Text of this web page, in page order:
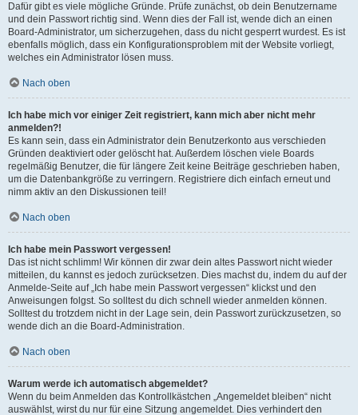
Dafür gibt es viele mögliche Gründe. Prüfe zunächst, ob dein Benutzername
und dein Passwort richtig sind. Wenn dies der Fall ist, wende dich an einen
Board-Administrator, um sicherzugehen, dass du nicht gesperrt wurdest. Es ist
ebenfalls möglich, dass ein Konfigurationsproblem mit der Website vorliegt,
welches ein Administrator lösen muss.
Nach oben
Ich habe mich vor einiger Zeit registriert, kann mich aber nicht mehr
anmelden?!
Es kann sein, dass ein Administrator dein Benutzerkonto aus verschieden
Gründen deaktiviert oder gelöscht hat. Außerdem löschen viele Boards
regelmäßig Benutzer, die für längere Zeit keine Beiträge geschrieben haben,
um die Datenbankgröße zu verringern. Registriere dich einfach erneut und
nimm aktiv an den Diskussionen teil!
Nach oben
Ich habe mein Passwort vergessen!
Das ist nicht schlimm! Wir können dir zwar dein altes Passwort nicht wieder
mitteilen, du kannst es jedoch zurücksetzen. Dies machst du, indem du auf der
Anmelde-Seite auf „Ich habe mein Passwort vergessen“ klickst und den
Anweisungen folgst. So solltest du dich schnell wieder anmelden können.
Solltest du trotzdem nicht in der Lage sein, dein Passwort zurückzusetzen, so
wende dich an die Board-Administration.
Nach oben
Warum werde ich automatisch abgemeldet?
Wenn du beim Anmelden das Kontrollkästchen „Angemeldet bleiben“ nicht
auswählst, wirst du nur für eine Sitzung angemeldet. Dies verhindert den